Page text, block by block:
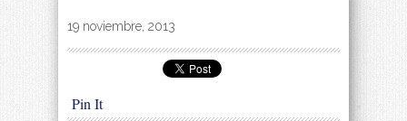
By|
19 noviembre, 2013
Pin It